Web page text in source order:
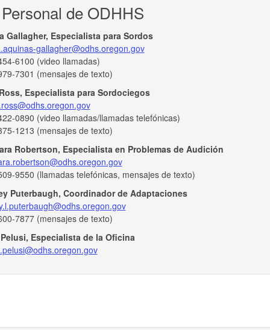
de ODHHS
Gallagher, Especialista para Sordos
gallagher@odhs.oregon.gov
6100 (video llamadas)
7301 (mensajes de texto)
Especialista para Sordociegos
0890 (video llamadas/llamadas telefónicas)
1213 (mensajes de texto)
Robertson, Especialista en Problemas de Audición
9550 (llamadas telefónicas, mensajes de texto)
Puterbaugh, Coordinador de Adaptaciones
7877 (mensajes de texto)
Especialista de la Oficina